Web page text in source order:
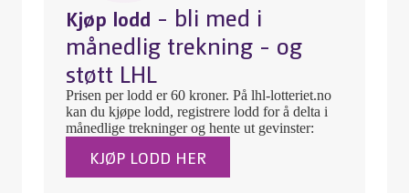
Kjøp lodd - bli med i
månedlig trekning - og
støtt LHL
Prisen per lodd er 60 kroner. På lhl-lotteriet.no
kan du kjøpe lodd, registrere lodd for å delta i
månedlige trekninger og hente ut gevinster:
KJØP LODD HER